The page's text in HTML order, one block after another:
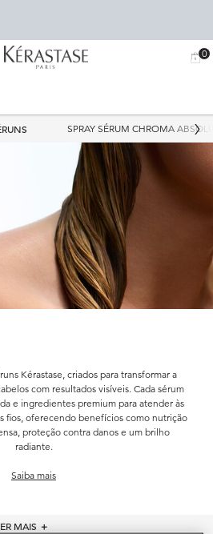
MEU
0
0
SPRAY SÉRUM CHROMA
Kérastase, criados para transformar a
com resultados visíveis. Cada sérum
e ingredientes premium para atender às
fios, oferecendo benefícios como nutrição
proteção contra danos e um brilho
radiante.
Saiba mais
MAIS ＋